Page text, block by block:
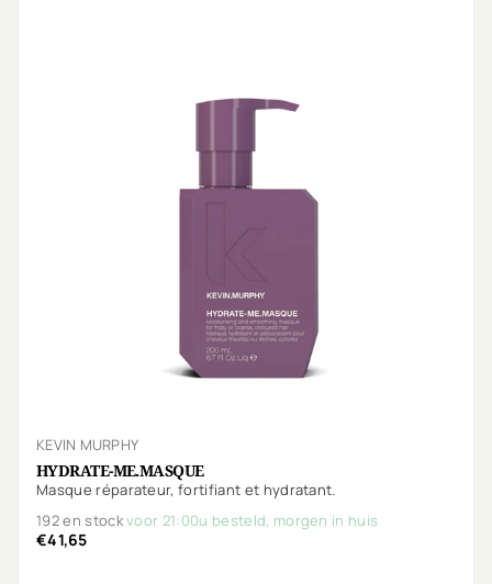
KEVIN MURPHY
HYDRATE-ME.MASQUE
Masque réparateur, fortifiant et hydratant.
192 en stockvoor 21:00u besteld, morgen in huis
€41,65